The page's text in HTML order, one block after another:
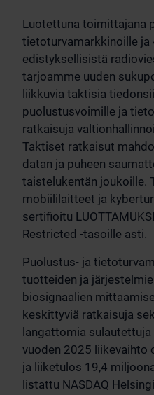
Luotettuna toimittajana
tietoturvamarkkinoille ja
edistyksellisistä
tarjoamme uuden
liikkuvia taktisia
puolustusvoimille ja
ratkaisuja
Taktiset ratkaisut
datan ja puheen
taistelukentän joukoille.
mobiililaitteet ja
sertifioitu
Restricted -tasoille asti.
Puolustus- ja
tuotteiden ja
biosignaalien
keskittyviä ratkaisuja
langattomia
vuoden 2025 liikevaihto
ja liiketulos 19,4
listattu NASDAQ